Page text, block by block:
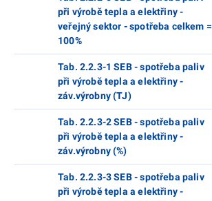
při výrobě tepla a elektřiny -
veřejný sektor - spotřeba celkem =
100%
Tab. 2.2.3-1 SEB - spotřeba paliv
při výrobě tepla a elektřiny -
záv.výrobny (TJ)
Tab. 2.2.3-2 SEB - spotřeba paliv
při výrobě tepla a elektřiny -
záv.výrobny (%)
Tab. 2.2.3-3 SEB - spotřeba paliv
při výrobě tepla a elektřiny -